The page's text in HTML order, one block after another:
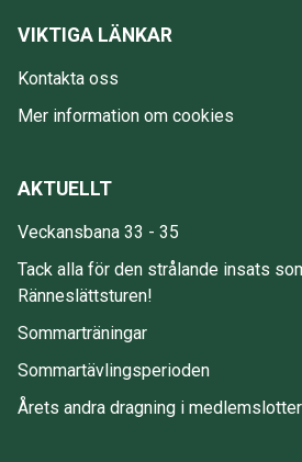
VIKTIGA LÄNKAR
Kontakta oss
Mer information om cookies
AKTUELLT
Veckansbana 33 - 35
Tack alla för den strålande insats
Ränneslättsturen!
Sommarträningar
Sommartävlingsperioden
Årets andra dragning i